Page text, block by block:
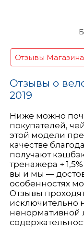
Отзывы
Отзывы о
2019
Ниже можно
покупателей,
этой модели
качестве
получают
тренажера +
вы и мы —
особенностях
Отзывы
исключительно
ненормативной